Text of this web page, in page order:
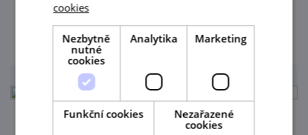
prohlédnout
Degustace s prohlídkou výrobního a
cookies
Nezbytně
nutné
cookies
Analytika Marketing
Funkční cookies
Nezařazené
cookies